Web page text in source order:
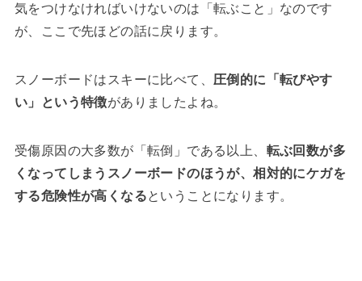
気をつけなければいけないのは「転ぶこと」なのです
が、ここで先ほどの話に戻ります。
スノーボードはスキーに比べて、 圧倒的に「転びやす
い」という特徴がありましたよね。
受傷原因の大多数が「転倒」である以上、 転ぶ回数が多
くなってしまうスノーボードのほうが、相対的にケガを
する危険性が高くなるということになります。